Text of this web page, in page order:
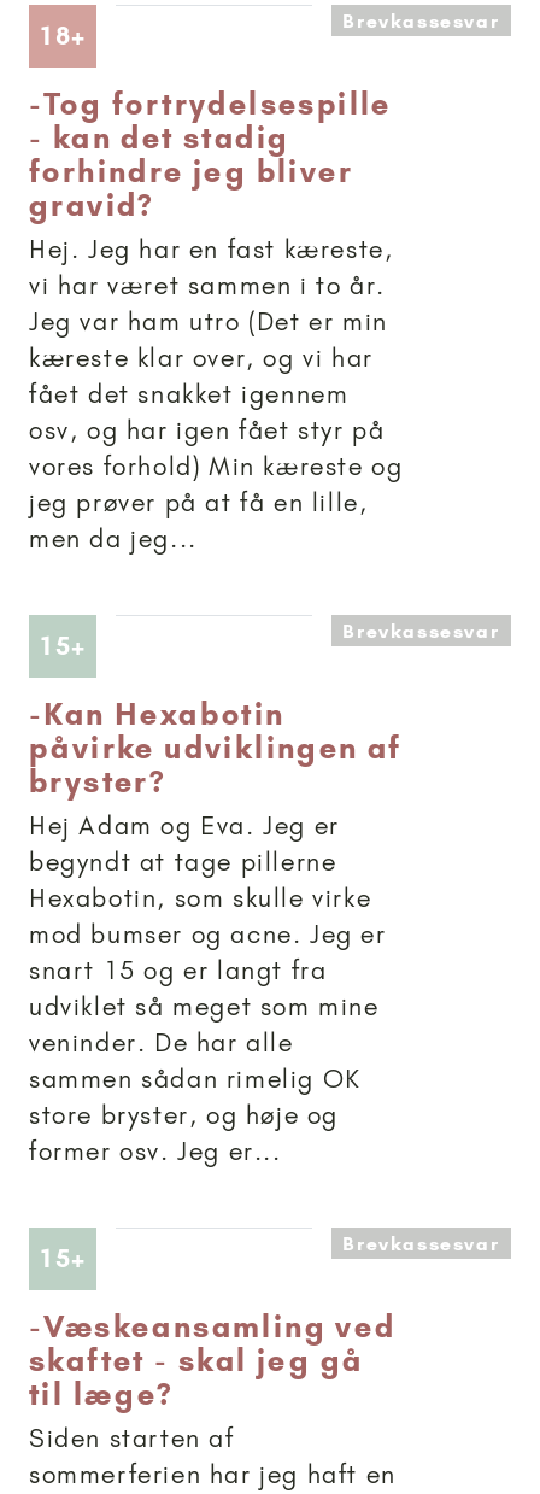
18+ Artikler anbefalet til 18+Brevkassesvar
-Tog fortrydelsespille
- kan det stadig
forhindre jeg bliver
gravid?
Hej. Jeg har en fast kæreste,
vi har været sammen i to år.
Jeg var ham utro (Det er min
kæreste klar over, og vi har
fået det snakket igennem
osv, og har igen fået styr på
vores forhold) Min kæreste og
jeg prøver på at få en lille,
men da jeg...
15+ Artikler anbefalet til 15+Brevkassesvar
-Kan Hexabotin
påvirke udviklingen af
bryster?
Hej Adam og Eva. Jeg er
begyndt at tage pillerne
Hexabotin, som skulle virke
mod bumser og acne. Jeg er
snart 15 og er langt fra
udviklet så meget som mine
veninder. De har alle
sammen sådan rimelig OK
store bryster, og høje og
former osv. Jeg er...
15+ Artikler anbefalet til 15+Brevkassesvar
-Væskeansamling ved
skaftet - skal jeg gå
til læge?
Siden starten af
sommerferien har jeg haft en